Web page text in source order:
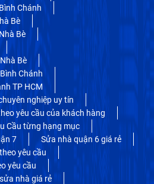
Chánh
Bè
Bè
Bè
Chánh
TP HCM
nghiệp uy tín
yêu cầu của khách hàng
Cầu từng hạng mục
7
Sửa nhà quận 6 giá rẻ
yêu cầu
yêu cầu
nhà giá rẻ